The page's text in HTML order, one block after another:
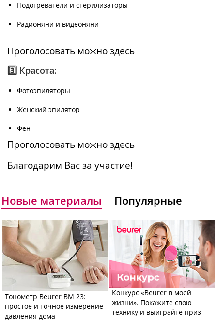
Подогреватели и стерилизаторы
Радионяни и видеоняни
Проголосовать можно здесь
3️⃣ Красота:
Фотоэпиляторы
Женский эпилятор
Фен
Проголосовать можно здесь
Благодарим Вас за участие!
Новые материалы Популярные
Тонометр Beurer BM 23:
простое и точное измерение
давления дома
Конкурс «Beurer в моей
жизни». Покажите свою
технику и выиграйте приз